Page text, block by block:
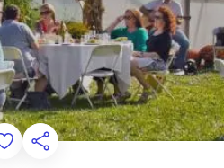
Add to Favorites
Diese Seite teilen